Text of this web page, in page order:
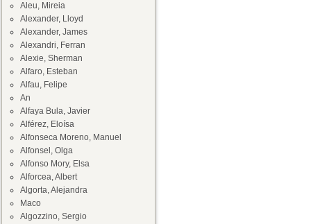
Aleu, Mireia
Alexander, Lloyd
Alexander, James
Alexandri, Ferran
Alexie, Sherman
Alfaro, Esteban
Alfau, Felipe
An
Alfaya Bula, Javier
Alférez, Eloísa
Alfonseca Moreno, Manuel
Alfonsel, Olga
Alfonso Mory, Elsa
Alforcea, Albert
Algorta, Alejandra
Maco
Algozzino, Sergio